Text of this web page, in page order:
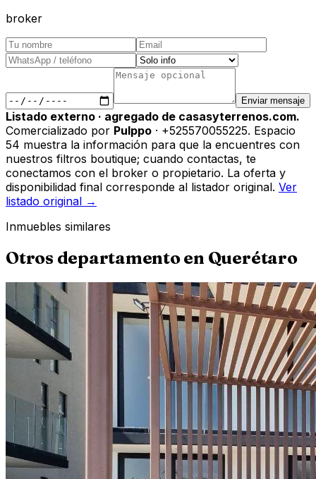
broker
Enviar mensaje
Listado externo · agregado de casasyterrenos.com.
Comercializado por Pulppo · +525570055225. Espacio
54 muestra la información para que la encuentres con
nuestros filtros boutique; cuando contactas, te
conectamos con el broker o propietario. La oferta y
disponibilidad final corresponde al listador original. Ver
listado original →
Inmuebles similares
Otros departamentoen Querétaro